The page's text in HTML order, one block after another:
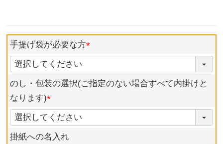
手提げ袋が必要な方
のし・包装の選択(ご指定のない場合すべて内掛けと
なります)
掛紙への名入れ